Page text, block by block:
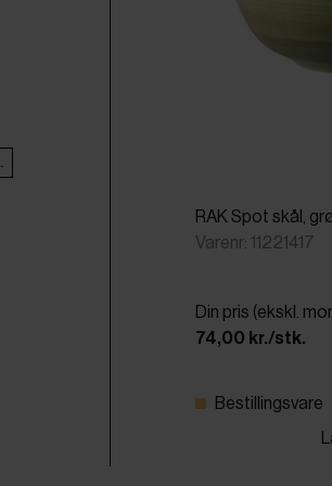
RAK Spot skål,
Varenr: 11221417
Din pris (ekskl.
74,00 kr./stk.
Bestillingsvare